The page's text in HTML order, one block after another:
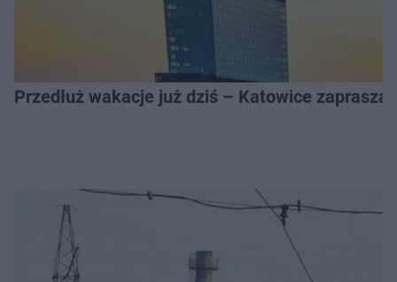
Przedłuż wakacje już dziś – Katowice